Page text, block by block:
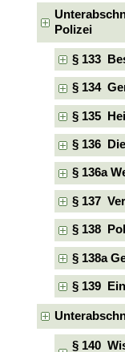
Polizei
§ 133
§ 134
§ 135
§ 136
§ 136a
§ 137
§ 138
§ 138a
§ 139
§ 140